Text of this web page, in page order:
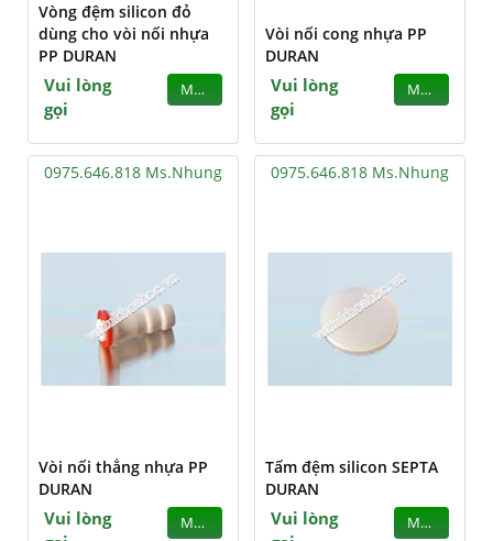
Vòng đệm silicon đỏ
dùng cho vòi nối nhựa
PP DURAN
Vui lòng
gọi
MUA
Vòi nối cong nhựa PP
DURAN
Vui lòng
gọi
MUA
0975.646.818 Ms.Nhung
Vòi nối thẳng nhựa PP
DURAN
Vui lòng
MUA
0975.646.818 Ms.Nhung
Tấm đệm silicon SEPTA
DURAN
Vui lòng
MUA